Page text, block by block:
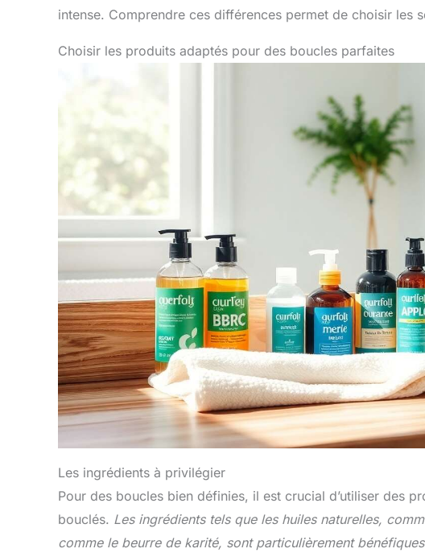
intense. Comprendre ces différences permet de choisir les
Choisir les produits adaptés pour des boucles parfaites
Les ingrédients à privilégier
Pour des boucles bien définies, il est crucial d’utiliser des
bouclés. Les ingrédients tels que les huiles naturelles,
comme le beurre de karité, sont particulièrement bénéfiques